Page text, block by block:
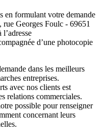
en formulant votre demande
Georges Foulc - 69651
d’une photocopie
dans les meilleurs
entreprises.
avec nos clients est
relations commerciales.
possible pour renseigner
concernant leurs